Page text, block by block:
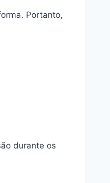
Portanto,
durante os